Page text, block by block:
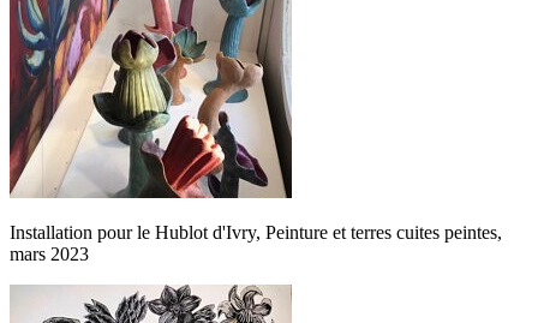
Installation pour le Hublot d'Ivry, Peinture et terres cuites peintes,
mars 2023